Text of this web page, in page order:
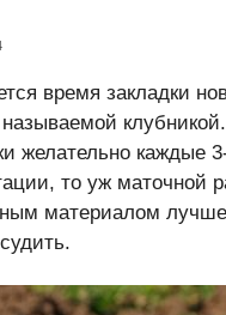
время закладки
желательно каждые
то уж маточной
материалом